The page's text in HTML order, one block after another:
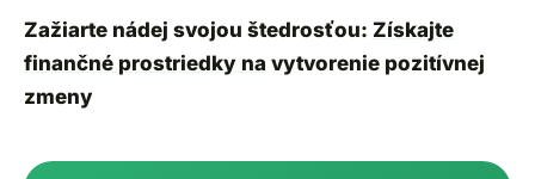
Zažiarte nádej svojou štedrosťou: Získajte
finančné prostriedky na vytvorenie pozitívnej
zmeny